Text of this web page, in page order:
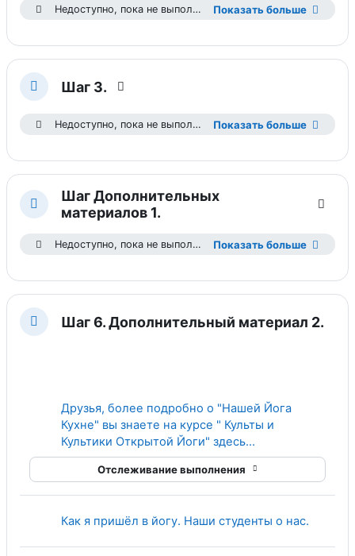
Показать больше
Недоступно, пока не выполнены условия: Вы получили больше необходимой оценки
СвернутьШаг 3.
Показать больше
Недоступно, пока не выполнены условия: Вы получили больше необходимой оценки
Свернуть
Шаг Дополнительных
материалов 1.
Показать больше
Недоступно, пока не выполнены условия: Вы получили больше необходимой оценки
СвернутьШаг 6. Дополнительный материал 2.
Друзья, более подробно о "Нашей Йога
Кухне" вы знаете на курсе " Культы и
Культики Открытой Йоги" здесь...
Отслеживание выполнения
Как я пришёл в йогу. Наши студенты о нас.